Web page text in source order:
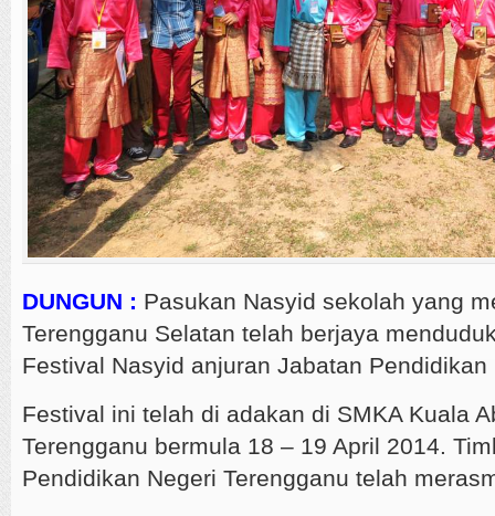
DUNGUN : Pasukan Nasyid sekolah yang
Terengganu Selatan telah berjaya
Festival Nasyid anjuran Jabatan Pendidikan
Festival ini telah di adakan di SMKA Kuala
Terengganu bermula 18 – 19 April 2014.
Pendidikan Negeri Terengganu telah